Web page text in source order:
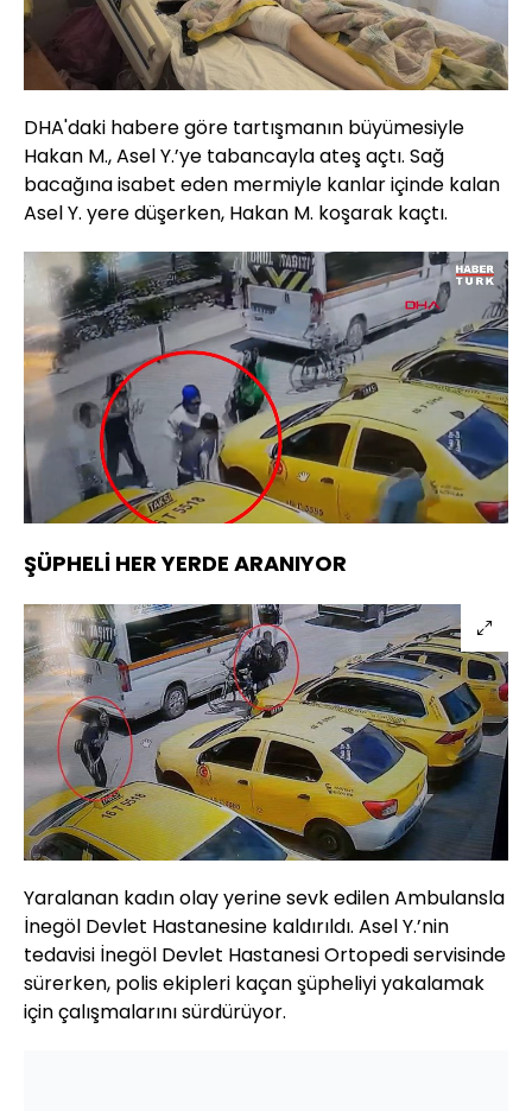
DHA'daki habere göre tartışmanın büyümesiyle
Hakan M., Asel Y.’ye tabancayla ateş açtı. Sağ
bacağına isabet eden mermiyle kanlar içinde kalan
Asel Y. yere düşerken, Hakan M. koşarak kaçtı.
Sesi
Aç
Yüklendi:
32.09%
Oynatma
Hızı
ŞÜPHELİ HER YERDE ARANIYOR
Yaralanan kadın olay yerine sevk edilen Ambulansla
İnegöl Devlet Hastanesine kaldırıldı. Asel Y.’nin
tedavisi İnegöl Devlet Hastanesi Ortopedi servisinde
sürerken, polis ekipleri kaçan şüpheliyi yakalamak
için çalışmalarını sürdürüyor.